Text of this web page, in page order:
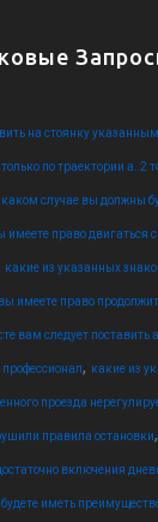
на стоянку
по траектории а. 2
каком случае вы должны
имеете право
какие из указанных
имеете право
вам следует поставить
, какие из
проезда
правила остановки,
включения
иметь